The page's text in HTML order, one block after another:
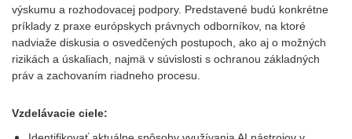
výskumu a rozhodovacej podpory. Predstavené budú konkrétne
príklady z praxe európskych právnych odborníkov, na ktoré
nadviaže diskusia o osvedčených postupoch, ako aj o možných
rizikách a úskaliach, najmä v súvislosti s ochranou základných
práv a zachovaním riadneho procesu.
Vzdelávacie ciele: